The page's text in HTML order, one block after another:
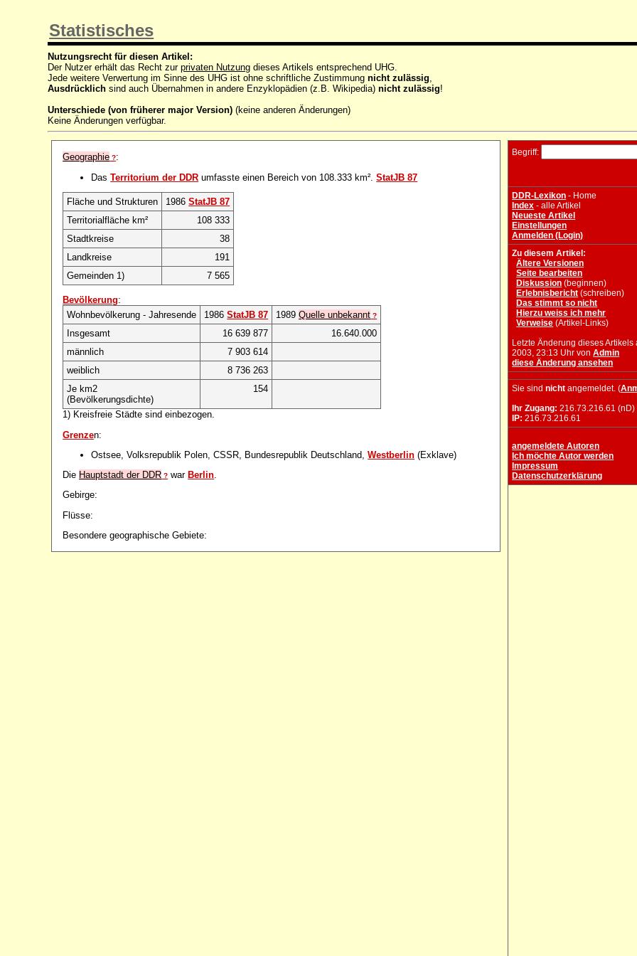
Statistisches
Nutzungsrecht für diesen Artikel:
Der Nutzer erhält das Recht zurprivaten Nutzung dieses Artikels entsprechend UHG.
Jede weitere Verwertung im Sinne des UHG ist ohne schriftliche Zustimmungnicht zulässig
Ausdrücklich sind auch Übernahmen in andere Enzyklopädien (z.B. Wikipedia)nicht zulässig!
Unterschiede (von früherer major Version) (keine anderen Änderungen)
Keine Änderungen verfügbar.
Geographie ?:
DasTerritorium der DDR umfasste einen Bereich von 108.333 km².StatJB 87
Fläche und Strukturen 1986StatJB 87
Territorialfläche km²
108 333
Stadtkreise
38
Landkreise
191
Gemeinden 1)
7 565
Bevölkerung:
Wohnbevölkerung - Jahresende
1986StatJB 87 1989Quelle unbekannt ?
Insgesamt 16 639 877
16.640.000
männlich
7 903 614
weiblich
8 736 263
Je km2
(Bevölkerungsdichte)
154
1) Kreisfreie Städte sind einbezogen.
Grenzen:
Ostsee, Volksrepublik Polen, CSSR, Bundesrepublik Deutschland,Westberlin (Exklave)
Die Hauptstadt der DDR ? war Berlin.
Gebirge:
Flüsse:
Besondere geographische Gebiete:
Begriff:
DDR-Lexikon - Home
Index - alle Artikel
Neueste Artikel
Einstellungen
Anmelden (Login)
Zu diesem Artikel:
Ältere Versionen
Seite bearbeiten
Diskussion (beginnen)
Erlebnisbericht (schreiben)
Das stimmt so nicht
Hierzu weiss ich mehr
Verweise (Artikel-Links)
Letzte Änderung dieses Artikels
2003, 23:13 Uhr vonAdmin
diese Änderung ansehen
Sie sindnicht angemeldet. (
Ihr Zugang: 216.73.216.61 (nD)
IP: 216.73.216.61
angemeldete Autoren
Ich möchte Autor werden
Impressum
Datenschutzerklärung